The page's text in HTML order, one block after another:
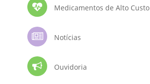
Medicamentos de Alto Custo
Notícias
Ouvidoria